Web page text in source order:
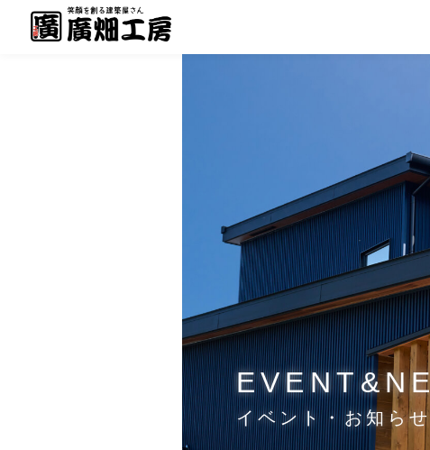
イベント・お知らせ